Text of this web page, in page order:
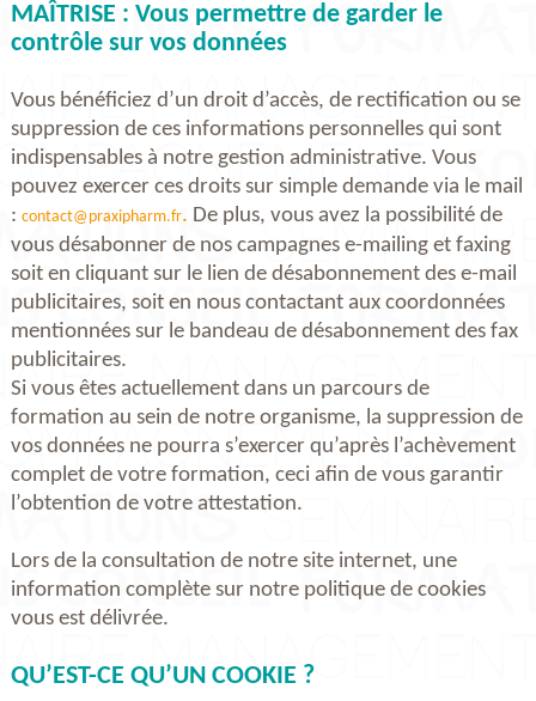
MAÎTRISE : Vous permettre de garder le
contrôle sur vos données
Vous bénéficiez d’un droit d’accès, de rectification ou se
suppression de ces informations personnelles qui sont
indispensables à notre gestion administrative. Vous
pouvez exercer ces droits sur simple demande via le mail
: contact@praxipharm.fr. De plus, vous avez la possibilité de
vous désabonner de nos campagnes e-mailing et faxing
soit en cliquant sur le lien de désabonnement des e-mail
publicitaires, soit en nous contactant aux coordonnées
mentionnées sur le bandeau de désabonnement des fax
publicitaires.
Si vous êtes actuellement dans un parcours de
formation au sein de notre organisme, la suppression de
vos données ne pourra s’exercer qu’après l’achèvement
complet de votre formation, ceci afin de vous garantir
l’obtention de votre attestation.
Lors de la consultation de notre site internet, une
information complète sur notre politique de cookies
vous est délivrée.
QU’EST-CE QU’UN COOKIE ?